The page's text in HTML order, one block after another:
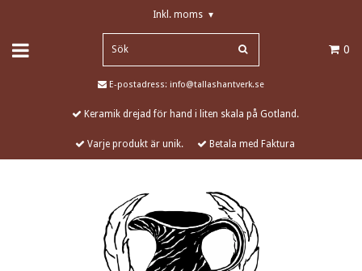
Inkl. moms ▾
0
E-postadress: info@tallashantverk.se
Keramik drejad för hand i liten skala på Gotland.
Varje produkt är unik. Betala med Faktura